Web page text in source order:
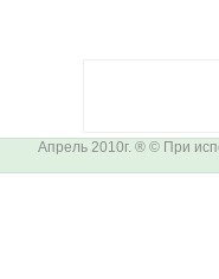
Апрель 2010г. ® © При